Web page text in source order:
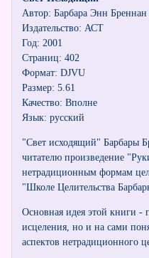
Автор: Барбара Энн Бреннан
Издательство: АСТ
Год: 2001
Страниц: 402
Формат: DJVU
Размер: 5.61
Качество: Вполне
Язык: русский
"Свет исходящий" Барбары
читателю произведение
нетрадиционным формам
"Школе Целительства
Основная идея этой книги -
исцеления, но и на сами
аспектов нетрадиционного